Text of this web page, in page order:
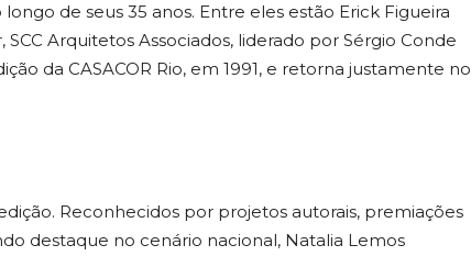
de seus 35 anos. Entre eles estão Erick Figueira
Arquitetos Associados, liderado por Sérgio Conde
da CASACOR Rio, em 1991, e retorna justamente no
Reconhecidos por projetos autorais, premiações
destaque no cenário nacional, Natalia Lemos